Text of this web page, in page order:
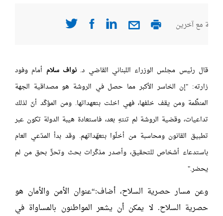
مع آخرين
قال رئيس مجلس الوزراء اللبناني القاضي د.نواف سلام أمام وفود
زارته: "إن الخاسر الأكبر مما حصل في الروشة هو مصداقية الجهة
المنظِّمة ومن يقف خلفها، فهي اخلت بتعهداتها. ومن المؤكّد أنّ لذلك
تداعيات، وقضية الروشة لم تنتهِ بعد، فاستعادة هيبة الدولة تكون عبر
تطبيق القانون ومحاسبة من أخلّوا بتعهّداتهم. وقد بدأ المدّعي العام
باستدعاء أشخاص للتحقيق، وأصدر مذكّرات بحث وتحرٍّ بحق من لم
يحضر."
وعن مسار حصرية السلاح، أضاف:“عنوان الأمن والأمان هو
حصرية السلاح. لا يمكن أن يشعر المواطنون بالمساواة في